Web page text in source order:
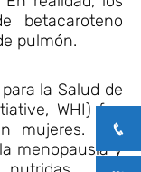
betacaroteno
pulmón.
la Salud de
WHI) fue
mujeres. Las
menopausia y